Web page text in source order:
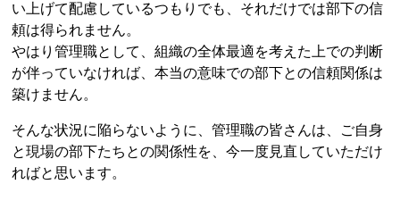
い上げて配慮しているつもりでも、それだけでは部下の信
頼は得られません。
やはり管理職として、組織の全体最適を考えた上での判断
が伴っていなければ、本当の意味での部下との信頼関係は
築けません。
そんな状況に陥らないように、管理職の皆さんは、ご自身
と現場の部下たちとの関係性を、今一度見直していただけ
ればと思います。